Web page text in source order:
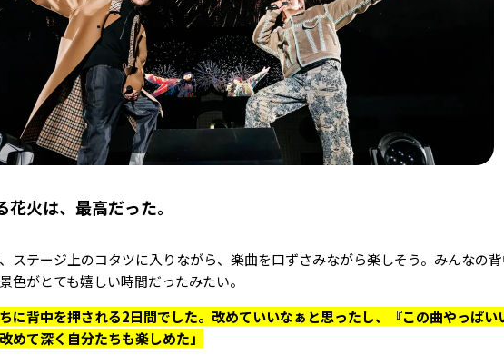
火は、最高だった。
ステージ上のコタツに入りながら、楽曲を口ずさみながら楽しそう。みんなの
色がとても嬉しい時間だったみたい。
に背中を押される2日間でした。改めていいなぁと思ったし、『この曲やっぱい
めて深く自分たちも楽しめた」